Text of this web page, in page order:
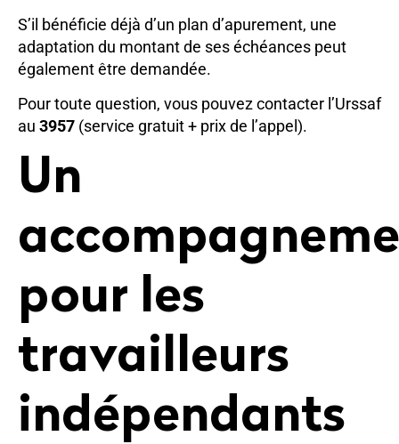
S’il bénéficie déjà d’un plan d’apurement, une
adaptation du montant de ses échéances peut
également être demandée.
Pour toute question, vous pouvez contacter l’Urssaf
au 3957 (service gratuit + prix de l’appel).
Un
pour les
travailleurs
indépendants